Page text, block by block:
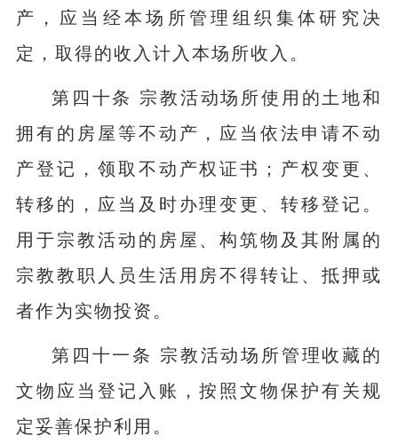
产，应当经本场所管理组织集体研究决
定，取得的收入计入本场所收入。
第四十条 宗教活动场所使用的土地和
拥有的房屋等不动产，应当依法申请不动
产登记，领取不动产权证书；产权变更、
转移的，应当及时办理变更、转移登记。
用于宗教活动的房屋、构筑物及其附属的
宗教教职人员生活用房不得转让、抵押或
者作为实物投资。
第四十一条 宗教活动场所管理收藏的
文物应当登记入账，按照文物保护有关规
定妥善保护利用。